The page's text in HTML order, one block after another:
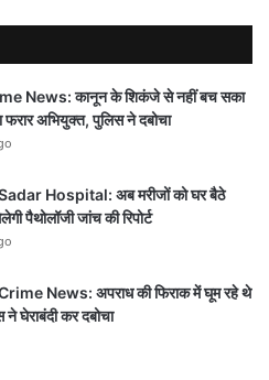
News: कानून के शिकंजे से नहीं बच सका
फरार अभियुक्त, पुलिस ने दबोचा
Hospital: अब मरीजों को घर बैठे
पैथोलॉजी जांच की रिपोर्ट
News: अपराध की फिराक में घूम रहे थे
घेराबंदी कर दबोचा